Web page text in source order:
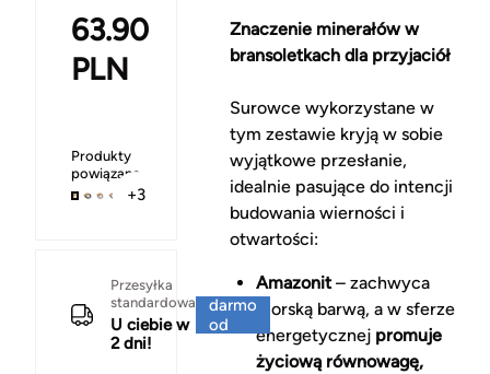
63.90
PLN
Produkty
powiązane
+3
Przesyłka
standardowa
U ciebie w
2 dni!
darmo
od
Znaczenie minerałów w
bransoletkach dla przyjaciół
Surowce wykorzystane w
tym zestawie kryją w sobie
wyjątkowe przesłanie,
idealnie pasujące do intencji
budowania wierności i
otwartości:
Amazonit– zachwyca
morską barwą, a w sferze
energetycznej promuje
życiową równowagę,